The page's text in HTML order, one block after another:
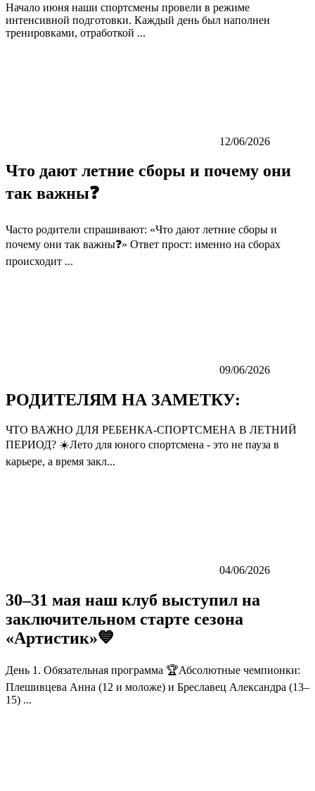
Начало июня наши спортсмены провели в режиме
интенсивной подготовки. Каждый день был наполнен
тренировками, отработкой ...
12/06/2026
Что дают летние сборы и почему они
так важны❓
Часто родители спрашивают: «Что дают летние сборы и
почему они так важны❓» Ответ прост: именно на сборах
происходит ...
09/06/2026
РОДИТЕЛЯМ НА ЗАМЕТКУ:
ЧТО ВАЖНО ДЛЯ РЕБЕНКА-СПОРТСМЕНА В ЛЕТНИЙ
ПЕРИОД? ☀️Лето для юного спортсмена - это не пауза в
карьере, а время закл...
04/06/2026
30–31 мая наш клуб выступил на
заключительном старте сезона
«Артистик»💙
День 1. Обязательная программа 🏆Абсолютные чемпионки:
Плешивцева Анна (12 и моложе) и Бреславец Александра (13–
15) ...